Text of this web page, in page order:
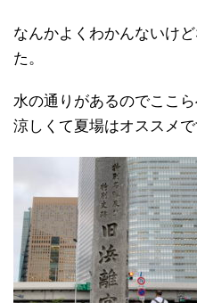
なんかよくわかんないけ
た。
水の通りがあるのでここ
涼しくて夏場はオススメで